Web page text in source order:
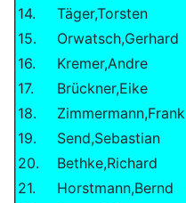
14.
Täger,Torsten
15.
Orwatsch,Gerhard
16.
Kremer,Andre
17.
Brückner,Eike
18.
Zimmermann,Frank
19.
Send,Sebastian
20.
Bethke,Richard
21.
Horstmann,Bernd